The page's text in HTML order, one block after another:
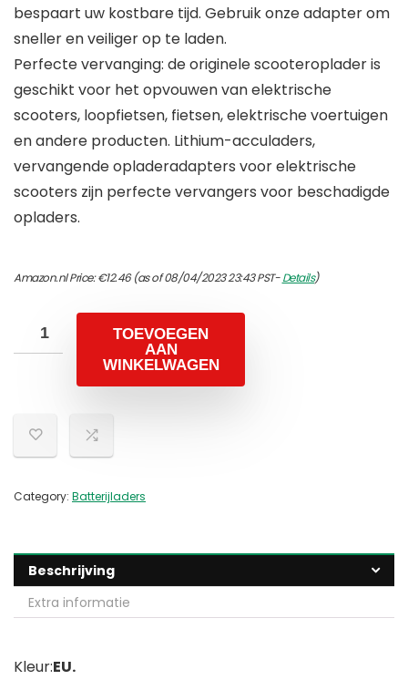
bespaart uw kostbare tijd. Gebruik onze adapter om
sneller en veiliger op te laden.
Perfecte vervanging: de originele scooteroplader is
geschikt voor het opvouwen van elektrische
scooters, loopfietsen, fietsen, elektrische voertuigen
en andere producten. Lithium-acculaders,
vervangende opladeradapters voor elektrische
scooters zijn perfecte vervangers voor beschadigde
opladers.
Amazon.nl Price:€12.46(as of 08/04/2023 23:43 PST-Details)
TOEVOEGEN
AAN
WINKELWAGEN
Category: Batterijladers
Beschrijving
Extra informatie
Kleur:EU.